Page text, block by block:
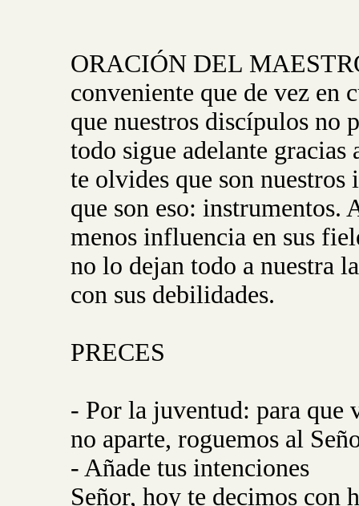
ORACIÓN DEL
conveniente que de vez en
que nuestros discípulos no
todo sigue adelante
te olvides que son nuestros
que son eso:
menos influencia en sus
no lo dejan todo a nuestra
con sus debilidades.
PRECES
- Por la juventud: para que
no aparte, roguemos al
- Añade tus intenciones
Señor, hoy te decimos con